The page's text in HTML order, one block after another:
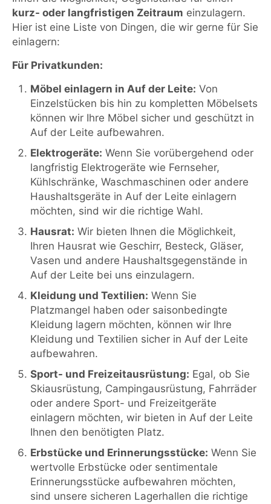
kurz- oder langfristigen Zeitraum einzulagern.
Hier ist eine Liste von Dingen, die wir gerne für Sie
einlagern:
Für Privatkunden:
Möbel einlagern in Auf der Leite: Von
Einzelstücken bis hin zu kompletten Möbelsets
können wir Ihre Möbel sicher und geschützt in
Auf der Leite aufbewahren.
Elektrogeräte: Wenn Sie vorübergehend oder
langfristig Elektrogeräte wie Fernseher,
Kühlschränke, Waschmaschinen oder andere
Haushaltsgeräte in Auf der Leite einlagern
möchten, sind wir die richtige Wahl.
Hausrat: Wir bieten Ihnen die Möglichkeit,
Ihren Hausrat wie Geschirr, Besteck, Gläser,
Vasen und andere Haushaltsgegenstände in
Auf der Leite bei uns einzulagern.
Kleidung und Textilien: Wenn Sie
Platzmangel haben oder saisonbedingte
Kleidung lagern möchten, können wir Ihre
Kleidung und Textilien sicher in Auf der Leite
aufbewahren.
Sport- und Freizeitausrüstung: Egal, ob Sie
Skiausrüstung, Campingausrüstung, Fahrräder
oder andere Sport- und Freizeitgeräte
einlagern möchten, wir bieten in Auf der Leite
Ihnen den benötigten Platz.
Erbstücke und Erinnerungsstücke: Wenn Sie
wertvolle Erbstücke oder sentimentale
Erinnerungsstücke aufbewahren möchten,
sind unsere sicheren Lagerhallen die richtige